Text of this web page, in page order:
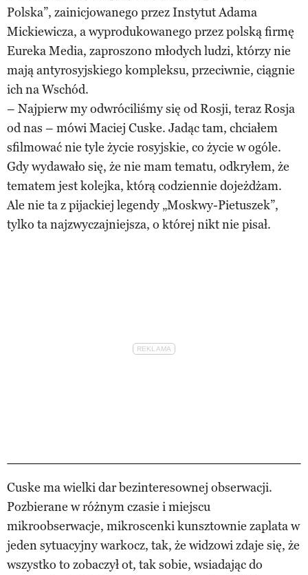
Polska”, zainicjowanego przez Instytut Adama
Mickiewicza, a wyprodukowanego przez polską firmę
Eureka Media, zaproszono młodych ludzi, którzy nie
mają antyrosyjskiego kompleksu, przeciwnie, ciągnie
ich na Wschód.
– Najpierw my odwróciliśmy się od Rosji, teraz Rosja
od nas – mówi Maciej Cuske. Jadąc tam, chciałem
sfilmować nie tyle życie rosyjskie, co życie w ogóle.
Gdy wydawało się, że nie mam tematu, odkryłem, że
tematem jest kolejka, którą codziennie dojeżdżam.
Ale nie ta z pijackiej legendy „Moskwy-Pietuszek”,
tylko ta najzwyczajniejsza, o której nikt nie pisał.
Cuske ma wielki dar bezinteresownej obserwacji.
Pozbierane w różnym czasie i miejscu
mikroobserwacje, mikroscenki kunsztownie zaplata w
jeden sytuacyjny warkocz, tak, że widzowi zdaje się, że
wszystko to zobaczył ot, tak sobie, wsiadając do